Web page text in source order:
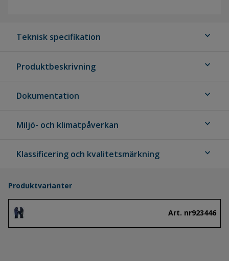
Teknisk specifikation expand_more
Produktbeskrivning expand_more
Dokumentation expand_more
Miljö- och klimatpåverkan expand_more
Klassificering och kvalitetsmärkning expand_more
Produktvarianter
Art. nr923446